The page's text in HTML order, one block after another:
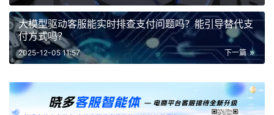
大模型驱动客服能实时排查支付问题吗？能引导替代支
付方式吗？
下一篇
2025-12-05 11:57